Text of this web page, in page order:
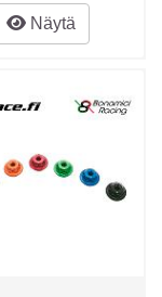
Näytä